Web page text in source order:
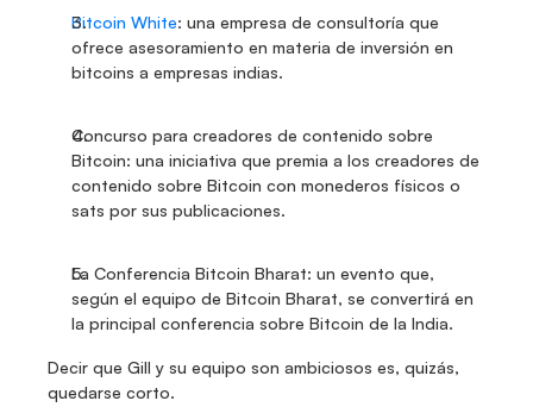
Bitcoin White: una empresa de consultoría que
ofrece asesoramiento en materia de inversión en
bitcoins a empresas indias.
Concurso para creadores de contenido sobre
Bitcoin: una iniciativa que premia a los creadores de
contenido sobre Bitcoin con monederos físicos o
sats por sus publicaciones.
La Conferencia Bitcoin Bharat: un evento que,
según el equipo de Bitcoin Bharat, se convertirá en
la principal conferencia sobre Bitcoin de la India.
Decir que Gill y su equipo son ambiciosos es, quizás,
quedarse corto.